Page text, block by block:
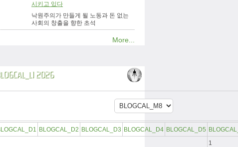
시키고 있다
낙원주의가 만들게 될 노동과 돈 없는
사회의 창출을 향한 초석
More...
2026
BLOGCAL_D2 BLOGCAL_D3 BLOGCAL_D4 BLOGCAL_D5
1